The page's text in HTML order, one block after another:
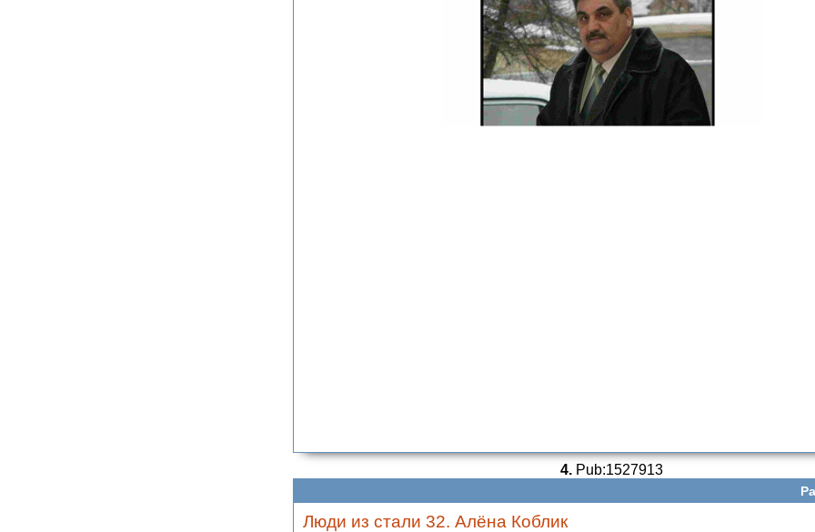
4.Pub:1527913
Люди из стали 32. Алёна Коблик